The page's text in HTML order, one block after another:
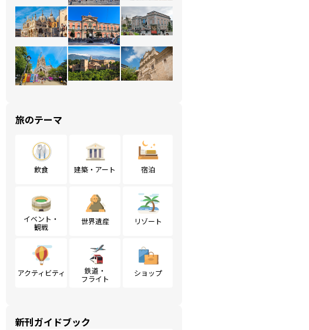
旅のテーマ
飲食 建築・アート 宿泊
イベント・
観戦
世界遺産 リゾート
アクティビティ
鉄道・
フライト
ショップ
新刊ガイドブック